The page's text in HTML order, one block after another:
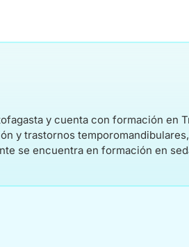
y cuenta con formación en
y trastornos
se encuentra en formación en